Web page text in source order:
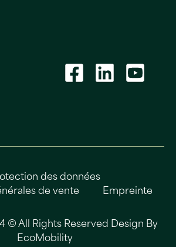
© All Rights Reserved Design By
EcoMobility
des données
de vente
Empreinte